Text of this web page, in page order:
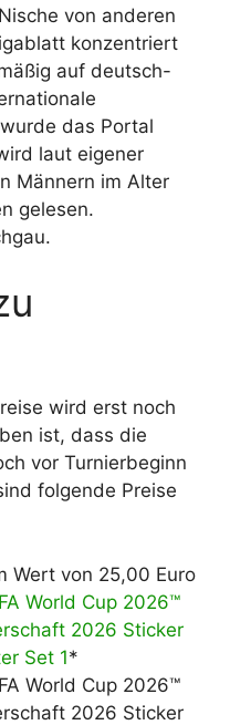
von anderen
konzentriert
auf deutsch-
das Portal
laut eigener
Männern im Alter
gelesen.
wird erst noch
ist, dass die
vor Turnierbeginn
folgende Preise
Wert von 25,00 Euro
World Cup 2026™
2026 Sticker
Set 1*
World Cup 2026™
2026 Sticker